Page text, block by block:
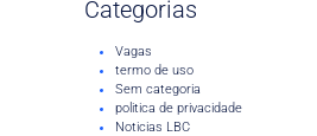
Categorias
Vagas
termo de uso
Sem categoria
politica de privacidade
Noticias LBC